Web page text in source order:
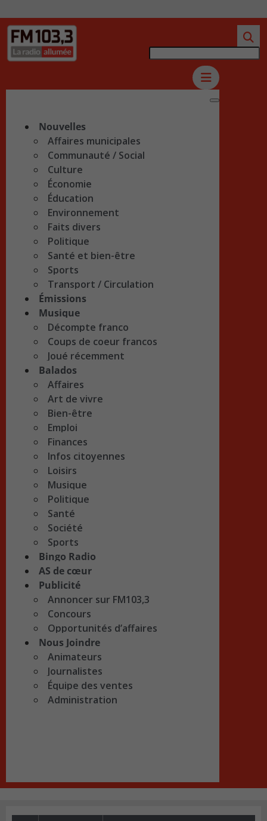
Nouvelles
Affaires municipales
Communauté / Social
Culture
Économie
Éducation
Environnement
Faits divers
Politique
Santé et bien-être
Sports
Transport / Circulation
Émissions
Musique
Décompte franco
Coups de coeur francos
Joué récemment
Balados
Affaires
Art de vivre
Bien-être
Emploi
Finances
Infos citoyennes
Loisirs
Musique
Politique
Santé
Société
Sports
Bingo Radio
AS de cœur
Publicité
Annoncer sur FM103,3
Concours
Opportunités d’affaires
Nous Joindre
Animateurs
Journalistes
Équipe des ventes
Administration